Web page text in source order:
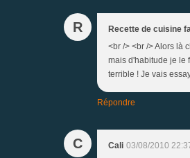
R Recette de cuisine
<br /> <br /> Alors là
mais d'habitude je le
terrible ! Je vais
Répondre
C Cali 03/08/2010